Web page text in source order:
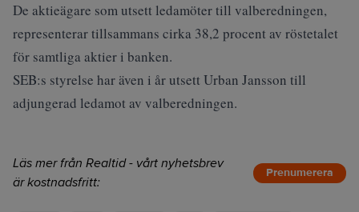
De aktieägare som utsett ledamöter till valberedningen,
representerar tillsammans cirka 38,2 procent av röstetalet
för samtliga aktier i banken.
SEB:s styrelse har även i år utsett Urban Jansson till
adjungerad ledamot av valberedningen.
Läs mer från Realtid - vårt nyhetsbrev
är kostnadsfritt:
Prenumerera